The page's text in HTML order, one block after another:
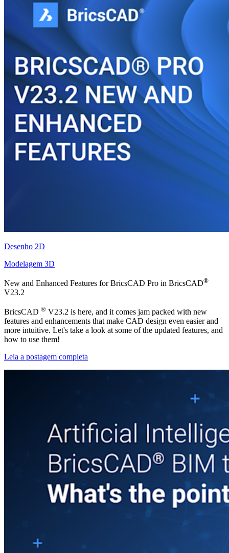
Desenho 2D
Modelagem 3D
New and Enhanced Features for BricsCAD Pro in BricsCAD®
V23.2
BricsCAD ® V23.2 is here, and it comes jam packed with new
features and enhancements that make CAD design even easier and
more intuitive. Let's take a look at some of the updated features, and
how to use them!
Leia a postagem completa